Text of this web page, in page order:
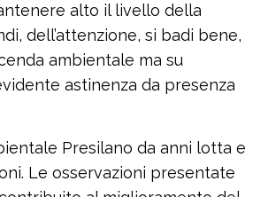
alto il livello della
dell’attenzione, si badi bene,
ambientale ma su
astinenza da presenza
Presilano da anni lotta e
Le osservazioni presentate